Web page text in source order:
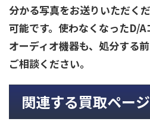
分かる写真をお送りいただく
可能です。使わなくなったD/
オーディオ機器も、処分する
ご相談ください。
関連する買取ページ